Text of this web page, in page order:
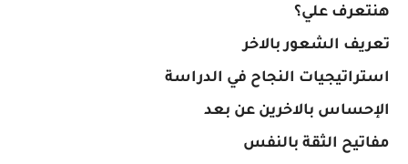
هنتعرف علي؟
تعريف الشعور بالاخر
استراتيجيات النجاح في الدراسة
الإحساس بالاخرين عن بعد
مفاتيح الثقة بالنفس